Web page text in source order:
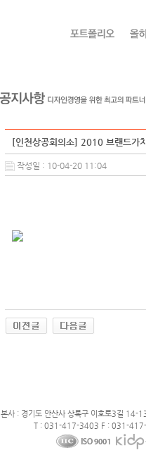
[인천상공회의소] 2010 브랜드가
작성일 : 10-04-20 11:04
본사 : 경기도 안산사 상록구 이호로3길 14-
T : 031-417-3403 F : 031-